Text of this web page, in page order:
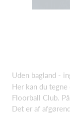
Uden bagland -
Her kan du
Floorball Club.
Det er af